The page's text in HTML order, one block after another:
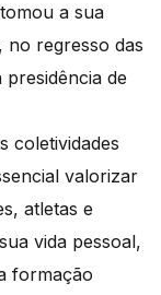
a sua
no regresso das
de
coletividades
valorizar
atletas e
vida pessoal,
formação